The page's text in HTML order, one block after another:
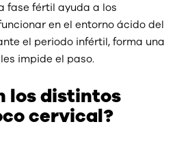
fase fértil ayuda a los
en el entorno ácido del
el periodo infértil, forma una
impide el paso.
los distintos
cervical?